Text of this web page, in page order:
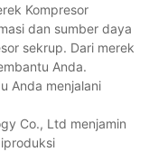
Kompresor
dan sumber daya
sekrup. Dari merek
Anda.
Anda menjalani
Co., Ltd menjamin